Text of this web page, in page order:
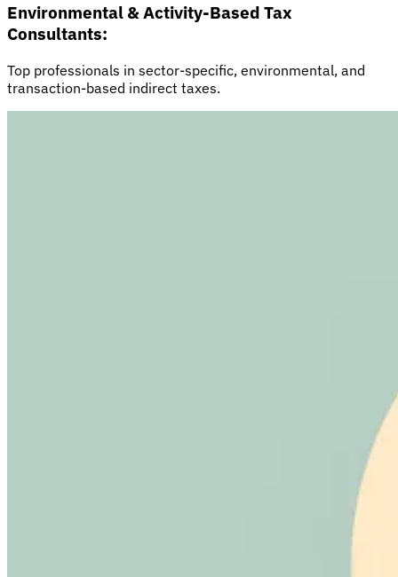
Environmental & Activity-Based Tax
Consultants:
Top professionals in sector-specific, environmental, and
transaction-based indirect taxes.